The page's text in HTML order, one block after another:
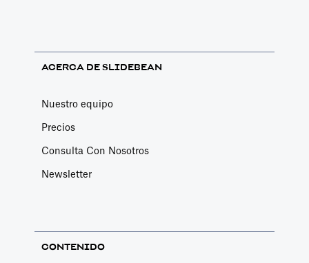
ACERCA DE SLIDEBEAN
Nuestro equipo
Precios
Consulta Con Nosotros
Newsletter
CONTENIDO